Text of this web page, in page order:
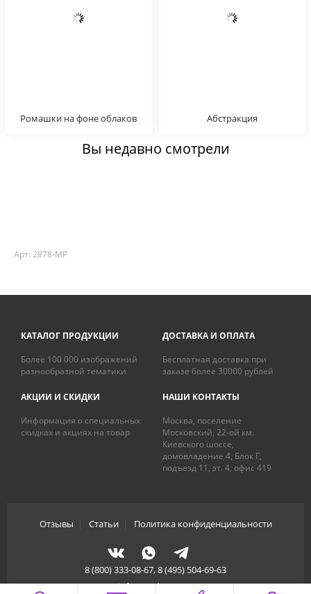
Ромашки на фоне облаков Абстракция
Вы недавно смотрели
Арт: 2878-MP
КАТАЛОГ ПРОДУКЦИИ
Более 100 000 изображений
разнообразной тематики
ДОСТАВКА И ОПЛАТА
Бесплатная доставка при
заказе более 30000 рублей
АКЦИИ И СКИДКИ
Информация о специальных
скидках и акциях на товар
НАШИ КОНТАКТЫ
Москва, поселение
Московский, 22-ой км.
Киевского шоссе,
домовладение 4, Блок Г,
подъезд 11, эт. 4, офис 419
Отзывы Статьи| Политика конфиденциальности
8 (800) 333-08-67, 8 (495) 504-69-63
info@artdecory.ru